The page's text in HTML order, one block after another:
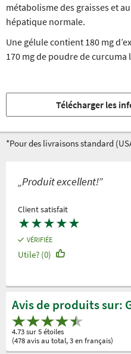
métabolisme des graisses et
hépatique normale.
Une gélule contient 180 mg
170 mg de poudre de curcuma
Télécharger les
*Pour des livraisons standard
„Produit excellent!”
Client satisfait
★★★★★
VÉRIFIÉE
Utile? (0)
Avis de produits sur:
4.73 sur 5 étoiles
(478 avis au total, 3 en français)